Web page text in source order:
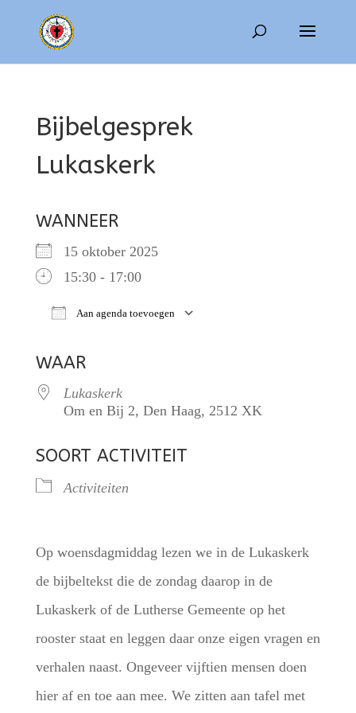
Bijbelgesprek
Lukaskerk
WANNEER
15 oktober 2025
15:30 - 17:00
Aan agenda toevoegen
WAAR
Lukaskerk
Om en Bij 2, Den Haag, 2512 XK
SOORT ACTIVITEIT
Activiteiten
Op woensdagmiddag lezen we in de Lukaskerk
de bijbeltekst die de zondag daarop in de
Lukaskerk of de Lutherse Gemeente op het
rooster staat en leggen daar onze eigen vragen en
verhalen naast. Ongeveer vijftien mensen doen
hier af en toe aan mee. We zitten aan tafel met